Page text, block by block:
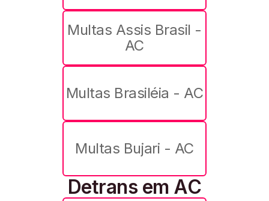
Multas Assis Brasil -
AC
Multas Brasiléia - AC
Multas Bujari - AC
Detrans em AC